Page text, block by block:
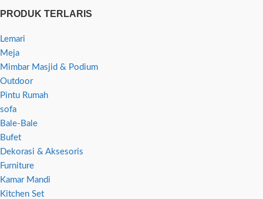
PRODUK TERLARIS
Lemari
Meja
Mimbar Masjid & Podium
Outdoor
Pintu Rumah
sofa
Bale-Bale
Bufet
Dekorasi & Aksesoris
Furniture
Kamar Mandi
Kitchen Set